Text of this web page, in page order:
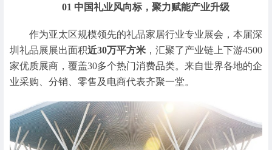
01 中国礼业风向标，聚力赋能产业升级
作为亚太区规模领先的礼品家居行业专业展会，本届深
圳礼品展展出面积近30万平方米 ，汇聚了产业链上下游4500
家优质展商，覆盖30多个热门消费品类。来自世界各地的企
业采购、分销、零售及电商代表齐聚一堂。